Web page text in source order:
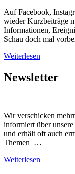
Auf Facebook,
wieder Kurzbeiträge
Informationen,
Schau doch mal
Weiterlesen
Newsletter
Wir verschicken
informiert über
und erhält oft auch
Themen …
Weiterlesen